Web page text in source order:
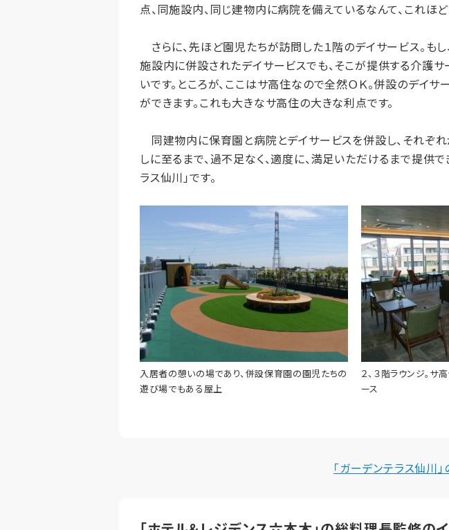
点、同施設内、同じ建物内に病院を備えているなんて、これほ
さらに、先ほど園児たちが訪問した１階のデイサービス。も
施設内に併設されたデイサービスでも、そこが提供する介護
いです。ところが、ここはサ高住なので全然ＯＫ。併設のデイ
ができます。これも大きなサ高住の大きな利点です。
同建物内に保育園と病院とデイサービスを併設し、それぞれ
しに至るまで、過不足なく、適度に、満足いただけるまで提供
ラス仙川」です。
入居者の憩いの場であり、併設保育園の園児たちの
遊び場でもある屋上
２、３階ラウンジ。
ース
「ガーデンテラス仙川